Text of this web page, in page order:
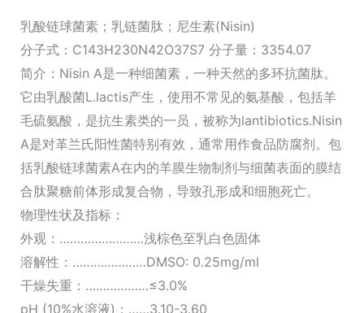
肽;
尼
生
素
数
量
乳酸链球菌素；乳链菌肽；尼生素(Nisin)
分子式：C143H230N42O37S7 分子量：3354.07
简介：Nisin A是一种细菌素，一种天然的多环抗菌肽。
它由乳酸菌L.lactis产生，使用不常见的氨基酸，包括羊
毛硫氨酸，是抗生素类的一员，被称为lantibiotics.Nisin
A是对革兰氏阳性菌特别有效，通常用作食品防腐剂。包
括乳酸链球菌素A在内的羊膜生物制剂与细菌表面的膜结
合肽聚糖前体形成复合物，导致孔形成和细胞死亡。
物理性状及指标：
外观：……………………浅棕色至乳白色固体
溶解性：…………………DMSO: 0.25mg/ml
干燥失重：………………≤3.0%
pH (10%水溶液)：……3.10-3.60